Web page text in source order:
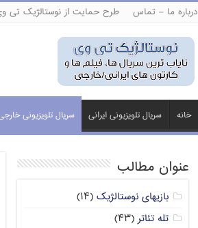
درباره ما – تماس طرح حمایت از نوستالژیک تی
خانه سریال تلویزیونی ایرانی سریال تلویزیونی
عنوان مطالب
بازیهای نوستالژیک (۱۴)
تله تئاتر(۴۳)